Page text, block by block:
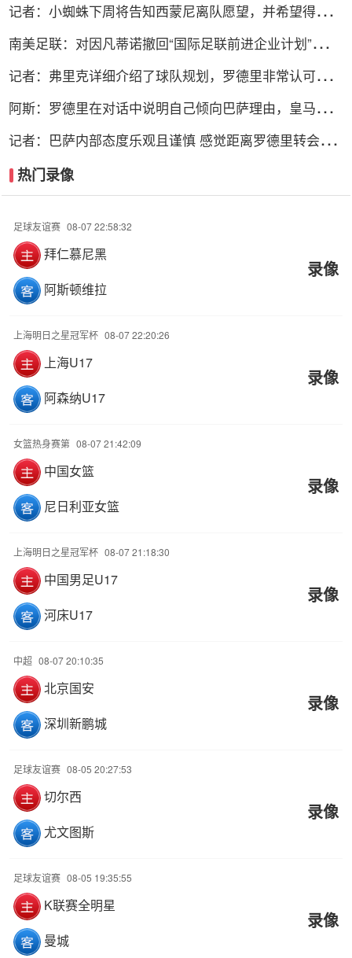
记者：小蜘蛛下周将告知西蒙尼离队愿望，并希望得到理
南美足联：对因凡蒂诺撤回“国际足联前进企业计划”提案
记者：弗里克详细介绍了球队规划，罗德里非常认可并选
阿斯：罗德里在对话中说明自己倾向巴萨理由，皇马对此
记者：巴萨内部态度乐观且谨慎 感觉距离罗德里转会完
热门录像
足球友谊赛 08-07 22:58:32
拜仁慕尼黑
阿斯顿维拉
录像
上海明日之星冠军杯 08-07 22:20:26
上海U17
阿森纳U17
录像
女篮热身赛第 08-07 21:42:09
中国女篮
尼日利亚女篮
录像
上海明日之星冠军杯 08-07 21:18:30
中国男足U17
河床U17
录像
中超 08-07 20:10:35
北京国安
深圳新鹏城
录像
足球友谊赛 08-05 20:27:53
切尔西
尤文图斯
录像
足球友谊赛 08-05 19:35:55
K联赛全明星
曼城
录像